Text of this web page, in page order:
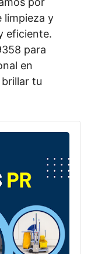
limpieza y
eficiente.
para
en
brillar tu